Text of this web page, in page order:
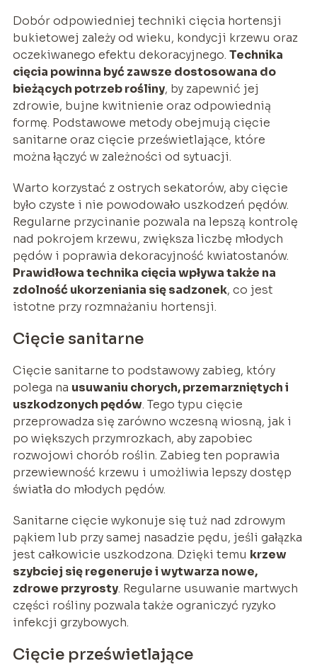
Dobór odpowiedniej techniki cięcia hortensji
bukietowej zależy od wieku, kondycji krzewu oraz
oczekiwanego efektu dekoracyjnego. Technika
cięcia powinna być zawsze dostosowana do
bieżących potrzeb rośliny, by zapewnić jej
zdrowie, bujne kwitnienie oraz odpowiednią
formę. Podstawowe metody obejmują cięcie
sanitarne oraz cięcie prześwietlające, które
można łączyć w zależności od sytuacji.
Warto korzystać z ostrych sekatorów, aby cięcie
było czyste i nie powodowało uszkodzeń pędów.
Regularne przycinanie pozwala na lepszą kontrolę
nad pokrojem krzewu, zwiększa liczbę młodych
pędów i poprawia dekoracyjność kwiatostanów.
Prawidłowa technika cięcia wpływa także na
zdolność ukorzeniania się sadzonek, co jest
istotne przy rozmnażaniu hortensji.
Cięcie sanitarne
Cięcie sanitarne to podstawowy zabieg, który
polega na usuwaniu chorych, przemarzniętych i
uszkodzonych pędów. Tego typu cięcie
przeprowadza się zarówno wczesną wiosną, jak i
po większych przymrozkach, aby zapobiec
rozwojowi chorób roślin. Zabieg ten poprawia
przewiewność krzewu i umożliwia lepszy dostęp
światła do młodych pędów.
Sanitarne cięcie wykonuje się tuż nad zdrowym
pąkiem lub przy samej nasadzie pędu, jeśli gałązka
jest całkowicie uszkodzona. Dzięki temu krzew
szybciej się regeneruje i wytwarza nowe,
zdrowe przyrosty. Regularne usuwanie martwych
części rośliny pozwala także ograniczyć ryzyko
infekcji grzybowych.
Cięcie prześwietlające